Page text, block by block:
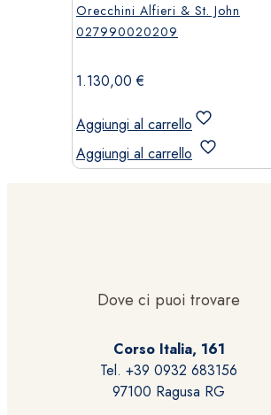
Orecchini Alfieri & St. John
027990020209
1.130,00€
Aggiungi al carrello
Aggiungi al carrello
Dove ci puoi trovare
Corso Italia, 161
Tel. +39 0932 683156
97100 Ragusa RG